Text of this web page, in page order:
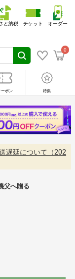
0
と納税 チケット オーダー
ーポン 特集
遅延について（202
父へ贈る